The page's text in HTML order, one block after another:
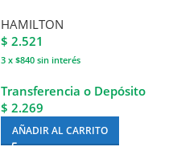
HAMILTON
$ 2.521
3 x $840 sin interés
Transferencia o Depósito
$ 2.269
AÑADIR AL CARRITO